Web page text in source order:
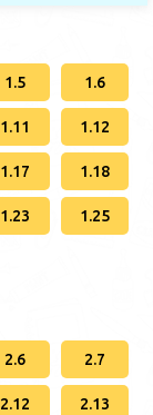
1.5 1.6
1.11 1.12
1.17 1.18
1.23 1.25
2.6 2.7
2.12 2.13